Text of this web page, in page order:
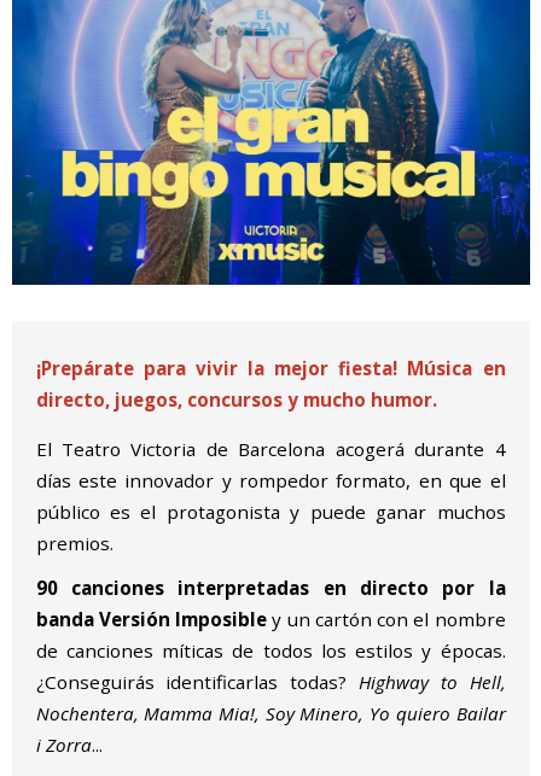
¡Prepárate para vivir la mejor fiesta! Música en
directo, juegos, concursos y mucho humor.
El Teatro Victoria de Barcelona acogerá durante 4
días este innovador y rompedor formato, en que el
público es el protagonista y puede ganar muchos
premios.
90 canciones interpretadas en directo por la
banda Versión Imposible y un cartón con el nombre
de canciones míticas de todos los estilos y épocas.
¿Conseguirás identificarlas todas? Highway to Hell,
Nochentera, Mamma Mia!, Soy Minero, Yo quiero Bailar
i Zorra...